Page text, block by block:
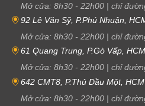
Mở cửa: 8h30 - 22h00 | chỉ
92 Lê Văn Sỹ, P.Phú Nhuận,
Mở cửa: 8h30 - 22h00 | chỉ
61 Quang Trung, P.Gò Vấp, HCM
Mở cửa: 8h30 - 22h00 | chỉ
642 CMT8, P.Thủ Dầu Một,
Mở cửa: 8h30 - 22h00 | chỉ